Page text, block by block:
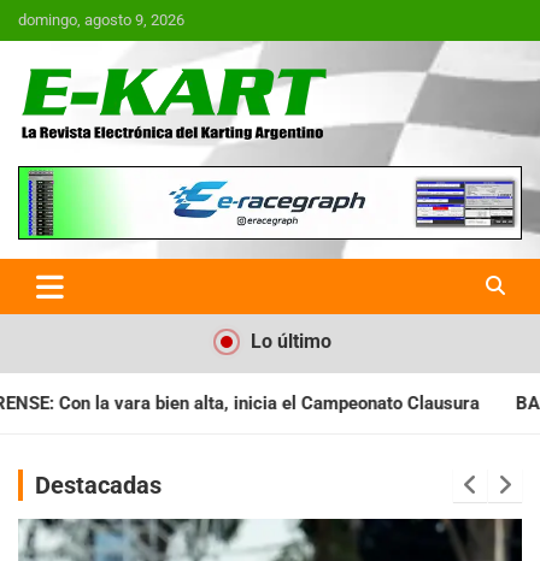
Saltar
al
domingo, agosto 9, 2026
E-Kart.com.ar | La Revista
Electrónica del Karting en
Argentina
Lo último
el Campeonato Clausura BARILOCHENSE: Preparan una
Destacadas